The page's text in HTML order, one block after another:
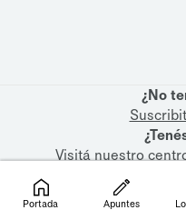
¿No
Visitá nuestro
Portada Apuntes